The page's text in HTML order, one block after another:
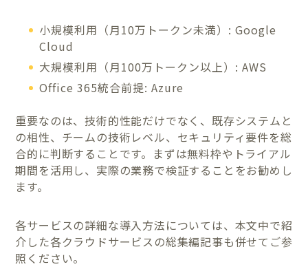
小規模利用（月10万トークン未満）: Google
Cloud
大規模利用（月100万トークン以上）: AWS
Office 365統合前提: Azure
重要なのは、技術的性能だけでなく、既存システムと
の相性、チームの技術レベル、セキュリティ要件を総
合的に判断することです。まずは無料枠やトライアル
期間を活用し、実際の業務で検証することをお勧めし
ます。
各サービスの詳細な導入方法については、本文中で紹
介した各クラウドサービスの総集編記事も併せてご参
照ください。